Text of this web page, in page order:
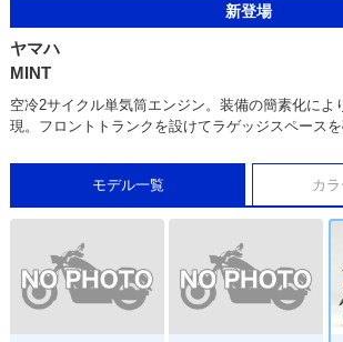
新登場
ヤマハ
MINT
空冷2サイクル単気筒エンジン。装備の簡素化によ
現。フロントトランクを設けてラゲッジスペースを
モデル一覧 カ